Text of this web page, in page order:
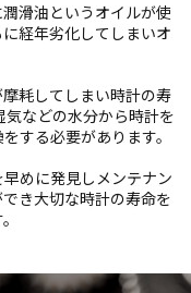
滑油というオイルが使
経年劣化してしまいオ
耗してしまい時計の寿
などの水分から時計を
する必要があります。
めに発見しメンテナン
き大切な時計の寿命を